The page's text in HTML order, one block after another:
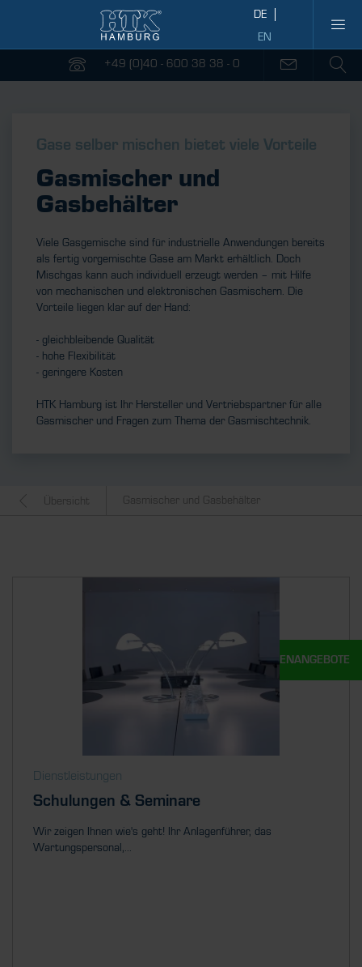
+49 (0)40 - 600 38 38 - 0
Gase selber mischen bietet viele Vorteile
Gasmischer und
Gasbehälter
Viele Gasgemische sind für industrielle Anwendungen bereits
als fertig vorgemischte Gase am Markt erhältlich. Doch
Mischgas kann auch individuell erzeugt werden – mit Hilfe
von mechanischen und elektronischen Gasmischern. Die
Vorteile liegen klar auf der Hand:
- gleichbleibende Qualität
- hohe Flexibilität
- geringere Kosten
HTK Hamburg ist Ihr Hersteller und Vertriebspartner für alle
Gasmischer und Fragen zum Thema der Gasmischtechnik.
Übersicht Gasmischer und Gasbehälter
Dienstleistungen
Schulungen & Seminare
Wir zeigen Ihnen wie's geht! Ihr Anlagenführer, das
Wartungspersonal,...
UNSERE STELLENANGEBOTE